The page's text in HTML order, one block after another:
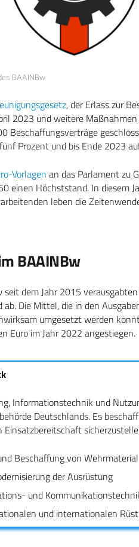
BAAINBw
, der Erlass zur
2023 und weitere
Beschaffungsverträge
Prozent und bis Ende 2023
Vorlagen an das Parlament zu
einen Höchststand. In diesem
leben die
BAAINBw
dem Jahr 2015
Die Mittel, die in den
umgesetzt werden
Euro im Jahr 2022 angestiegen.
Informationstechnik und
Deutschlands. Es
Einsatzbereitschaft
Beschaffung von Wehrmaterial
der Ausrüstung
und
und internationalen